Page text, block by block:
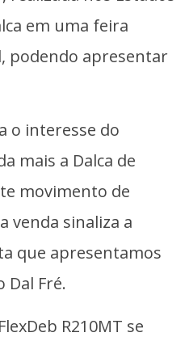
em uma feira
podendo apresentar
o interesse do
mais a Dalca de
movimento de
venda sinaliza a
que apresentamos
Dal Fré.
R210MT se